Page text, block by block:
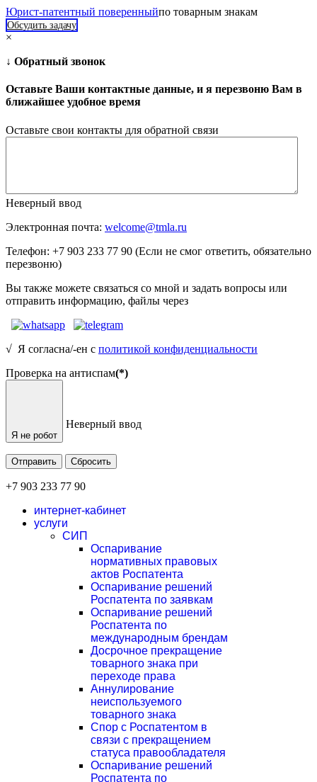
Юрист-патентный поверенныйпо товарным знакам
Обсудить задачу
×
↓ Обратный звонок
Оставьте Ваши контактные данные, и я перезвоню Вам в
ближайшее удобное время
Оставьте свои контакты для обратной связи
Неверный ввод
Электронная почта: welcome@tmla.ru
Телефон: +7 903 233 77 90 (Если не смог ответить, обязательно
перезвоню)
Вы также можете связаться со мной и задать вопросы или
отправить информацию, файлы через
√ Я согласна/-ен с политикой конфиденциальности
Проверка на антиспам(*)
Я не робот
Неверный ввод
Отправить Сбросить
+7 903 233 77 90
интернет-кабинет
услуги
СИП
Оспаривание
нормативных правовых
актов Роспатента
Оспаривание решений
Роспатента по заявкам
Оспаривание решений
Роспатента по
международным брендам
Досрочное прекращение
товарного знака при
переходе права
Аннулирование
неиспользуемого
товарного знака
Спор с Роспатентом в
связи с прекращением
статуса правообладателя
Оспаривание решений
Роспатента по